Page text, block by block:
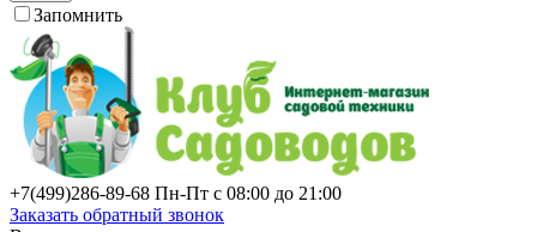
Запомнить
+7(499)286-89-68 Пн-Пт с 08:00 до 21:00
Заказать обратный звонок